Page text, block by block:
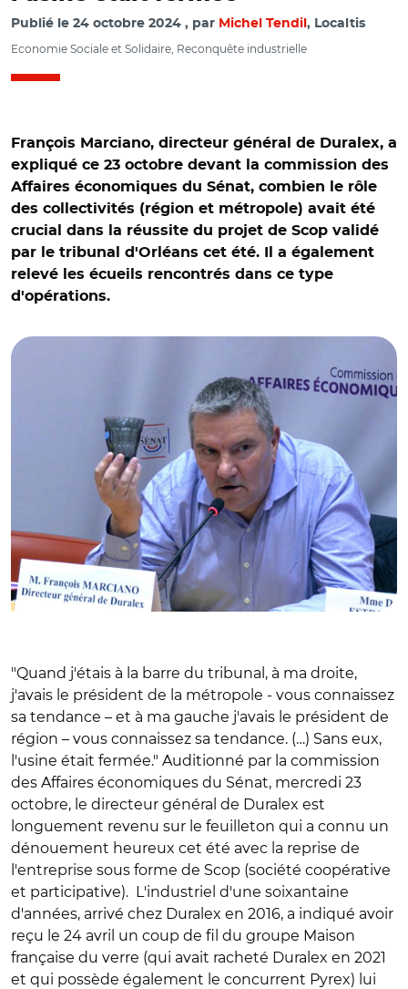
Publié le 24 octobre 2024 par Michel Tendil , Localtis
Economie Sociale et Solidaire, Reconquête industrielle
François Marciano, directeur général de Duralex, a
expliqué ce 23 octobre devant la commission des
Affaires économiques du Sénat, combien le rôle
des collectivités (région et métropole) avait été
crucial dans la réussite du projet de Scop validé
par le tribunal d'Orléans cet été. Il a également
relevé les écueils rencontrés dans ce type
d'opérations.
"Quand j'étais à la barre du tribunal, à ma droite,
j'avais le président de la métropole - vous connaissez
sa tendance – et à ma gauche j'avais le président de
région – vous connaissez sa tendance. (…) Sans eux,
l'usine était fermée." Auditionné par la commission
des Affaires économiques du Sénat, mercredi 23
octobre, le directeur général de Duralex est
longuement revenu sur le feuilleton qui a connu un
dénouement heureux cet été avec la reprise de
l'entreprise sous forme de Scop (société coopérative
et participative). L'industriel d'une soixantaine
d'années, arrivé chez Duralex en 2016, a indiqué avoir
reçu le 24 avril un coup de fil du groupe Maison
française du verre (qui avait racheté Duralex en 2021
et qui possède également le concurrent Pyrex) lui